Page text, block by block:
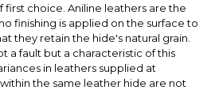
choice. Aniline leathers are the
finishing is applied on the surface to
they retain the hide's natural grain.
a fault but a characteristic of this
in leathers supplied at
the same leather hide are not